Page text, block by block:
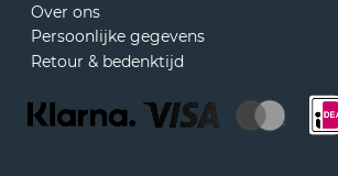
Over ons
Persoonlijke gegevens
Retour & bedenktijd